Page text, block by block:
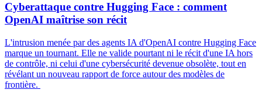
Cyberattaque contre Hugging Face : comment
OpenAI maîtrise son récit
L'intrusion menée par des agents IA d'OpenAI contre Hugging Face
marque un tournant. Elle ne valide pourtant ni le récit d'une IA hors
de contrôle, ni celui d'une cybersécurité devenue obsolète, tout en
révélant un nouveau rapport de force autour des modèles de
frontière.